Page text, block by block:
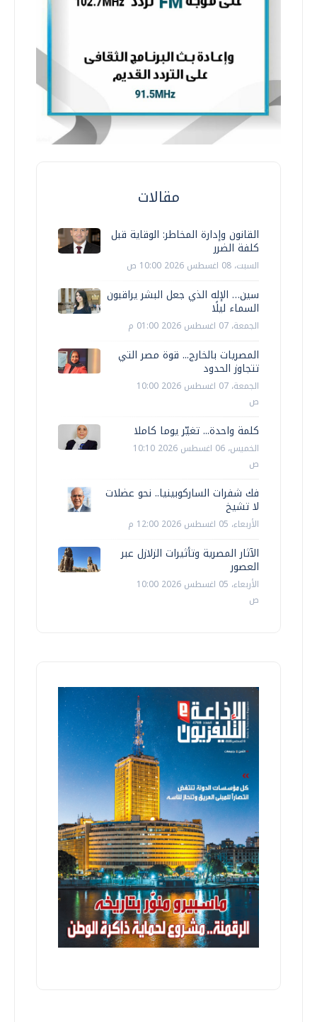
مقالات
القانون وإدارة المخاطر: الوقاية قبل
كلفة الضرر
السبت، 08 اغسطس 2026 10:00 ص
سين… الإله الذي جعل البشر يراقبون
السماء ليلًا
الجمعة، 07 اغسطس 2026 01:00 م
المصريات بالخارج... قوة مصر التي
تتجاوز الحدود
الجمعة، 07 اغسطس 2026 10:00
ص
كلمة واحدة... تغيّر يوما كاملا
الخميس، 06 اغسطس 2026 10:10
ص
فك شفرات الساركوبينيا.. نحو عضلات
لا تشيخ
الأربعاء، 05 اغسطس 2026 12:00 م
الآثار المصرية وتأثيرات الزلازل عبر
العصور
الأربعاء، 05 اغسطس 2026 10:00
ص